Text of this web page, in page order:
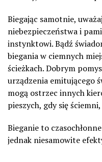
Biegając samotnie,
niebezpieczeństwa i
instynktowi. Bądź
biegania w ciemnych
ścieżkach. Dobrym
urządzenia emitującego
mogą ostrzec innych
pieszych, gdy się
Bieganie to
jednak niesamowite